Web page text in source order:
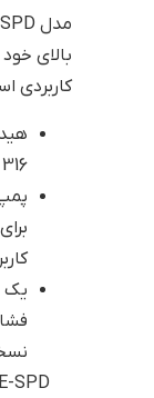
بالای
کاربردی
یک